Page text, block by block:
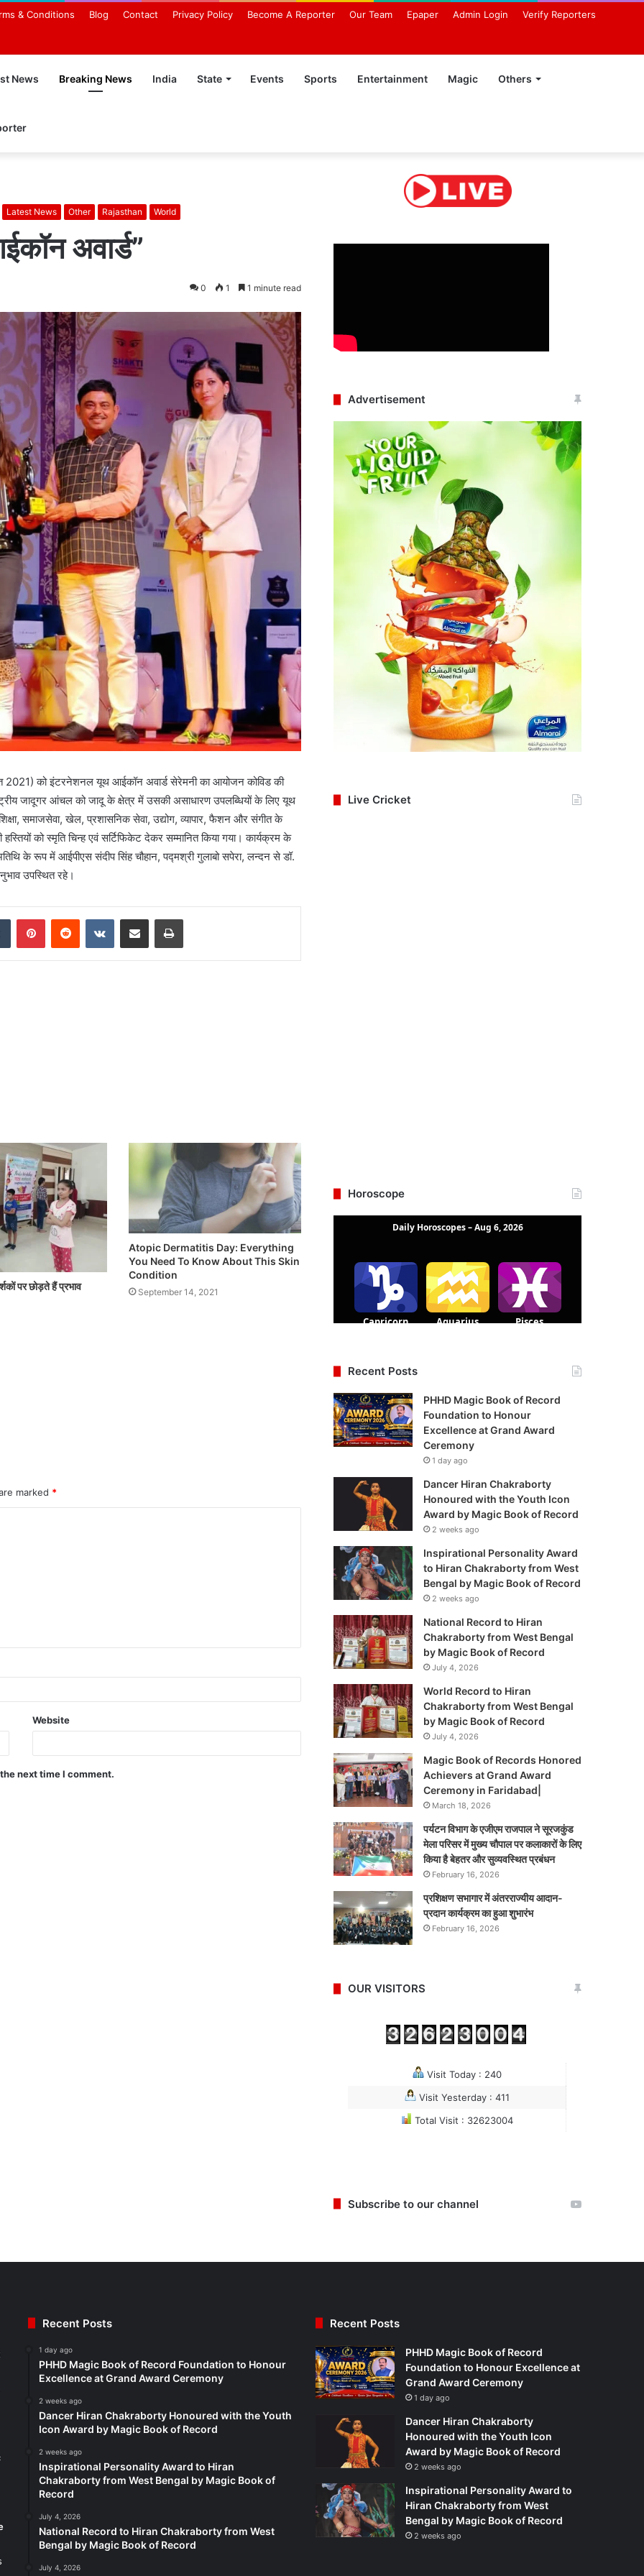
& Conditions Blog Contact Privacy Policy Become A Reporter Our Team Epaper Admin Login Verify Reporters
News Breaking News India State Events Sports Entertainment Magic Others
Latest News Other Rajasthan World
अवार्ड”
0 1 1 minute read
2021) को इंटरनेशनल यूथ आईकॉन अवार्ड सेरेमनी का आयोजन कोविड की
जादूगर आंचल को जादू के क्षेत्र में उसकी असाधारण उपलब्धियों के लिए यूथ
समाजसेवा, खेल, प्रशासनिक सेवा, उद्योग, व्यापार, फैशन और संगीत के
को स्मृति चिन्ह एवं सर्टिफिकेट देकर सम्मानित किया गया। कार्यक्रम के
के रूप में आईपीएस संदीप सिंह चौहान, पद्मश्री गुलाबो सपेरा, लन्दन से डॉ.
उपस्थित रहे।
Tumblr PinterestReddit VKontakteShare via Email Print
पर छोड़ते हैं प्रभाव
Atopic Dermatitis Day: Everything
You Need To Know About This Skin
Condition
September 14, 2021
marked *
Website
next time I comment.
Advertisement
Live Cricket
Horoscope
Recent Posts
PHHD Magic Book of Record
Foundation to Honour
Excellence at Grand Award
Ceremony
1 day ago
Dancer Hiran Chakraborty
Honoured with the Youth Icon
Award by Magic Book of Record
2 weeks ago
Inspirational Personality Award
to Hiran Chakraborty from West
Bengal by Magic Book of Record
2 weeks ago
National Record to Hiran
Chakraborty from West Bengal
by Magic Book of Record
July 4, 2026
World Record to Hiran
Chakraborty from West Bengal
by Magic Book of Record
July 4, 2026
Magic Book of Records Honored
Achievers at Grand Award
Ceremony in Faridabad|
March 18, 2026
पर्यटन विभाग के एजीएम राजपाल ने सूरजकुंड
मेला परिसर में मुख्य चौपाल पर कलाकारों के लिए
किया है बेहतर और सुव्यवस्थित प्रबंधन
February 16, 2026
प्रशिक्षण सभागार में अंतरराज्यीय आदान-
प्रदान कार्यक्रम का हुआ शुभारंभ
February 16, 2026
OUR VISITORS
Visit Today : 240
Visit Yesterday : 411
Total Visit : 32623004
Subscribe to our channel
Recent Posts
1 day ago
PHHD Magic Book of Record Foundation to Honour
Excellence at Grand Award Ceremony
2 weeks ago
Dancer Hiran Chakraborty Honoured with the Youth
Icon Award by Magic Book of Record
2 weeks ago
Inspirational Personality Award to Hiran
Chakraborty from West Bengal by Magic Book of
Record
July 4, 2026
National Record to Hiran Chakraborty from West
Bengal by Magic Book of Record
July 4, 2026
Recent Posts
PHHD Magic Book of Record
Foundation to Honour Excellence at
Grand Award Ceremony
1 day ago
Dancer Hiran Chakraborty
Honoured with the Youth Icon
Award by Magic Book of Record
2 weeks ago
Inspirational Personality Award to
Hiran Chakraborty from West
Bengal by Magic Book of Record
2 weeks ago